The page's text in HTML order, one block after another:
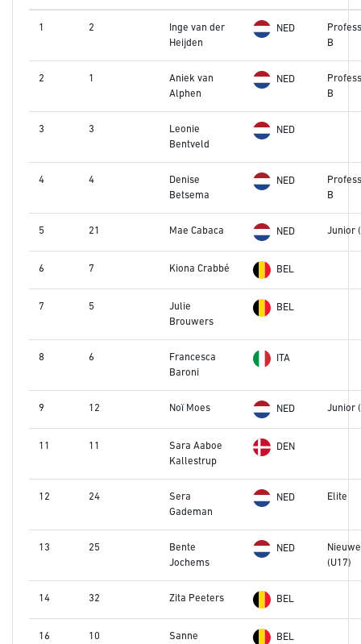
1 2
Inge van der
Heijden
NED
B
2 1
Aniek van
Alphen
NED
B
3 3
Leonie
Bentveld
NED
4 4
Denise
Betsema
NED
B
5 21 Mae Cabaca NED Junior
6 7 Kiona Crabbé BEL
7 5
Julie
Brouwers
BEL
8 6
Francesca
Baroni
ITA
9 12 Noï Moes NED Junior
11 11
Sara Aaboe
Kallestrup
DEN
12 24
Sera
Gademan
NED Elite
13 25
Bente
Jochems
NED
(U17)
14 32 Zita Peeters BEL
16 10
Sanne
BEL